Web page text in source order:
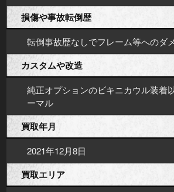
損傷や事故転倒歴
転倒事故歴なしでフレーム等へのダ
カスタムや改造
純正オプションのビキニカウル装着
ーマル
買取年月
2021年12月8日
買取エリア